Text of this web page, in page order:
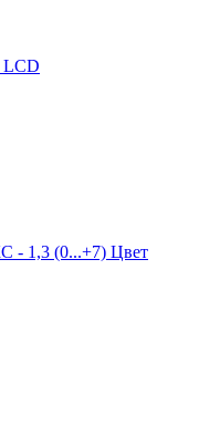
LCD
- 1,3 (0...+7) Цвет